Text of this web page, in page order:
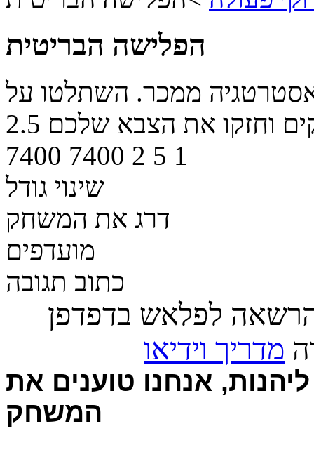
הפלישה הבריטית
ממכר. השתלטו על
וחזקו את הצבא שלכם 2.5
7400 7400 2 5 1
שינוי גודל
דרג את המשחק
מועדפים
כתוב תגובה
לפלאש בדפדפן
מדריך וידיאו
אנחנו טוענים את
המשחק